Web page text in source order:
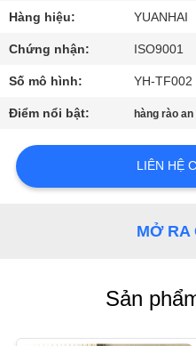
TÔI
THAM
QUAN
MÁY
Hàng hiệu: YUANHAI
Chứng nhận: ISO9001
Số mô hình: YH-TF002
Điểm nổi bật: hàng rào
LIÊN HỆ
MỞ RA
Sản